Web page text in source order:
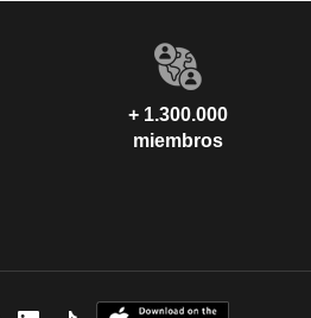
+ 1.300.000
miembros